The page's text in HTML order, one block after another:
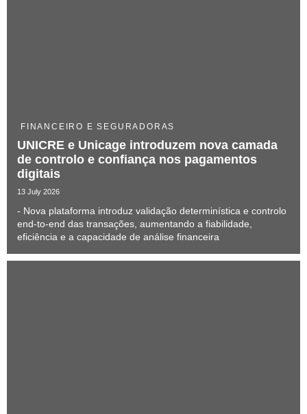
FINANCEIRO E SEGURADORAS
UNICRE e Unicage introduzem nova camada
de controlo e confiança nos pagamentos
digitais
13 July 2026
- Nova plataforma introduz validação determinística e controlo
end-to-end das transações, aumentando a fiabilidade,
eficiência e a capacidade de análise financeira